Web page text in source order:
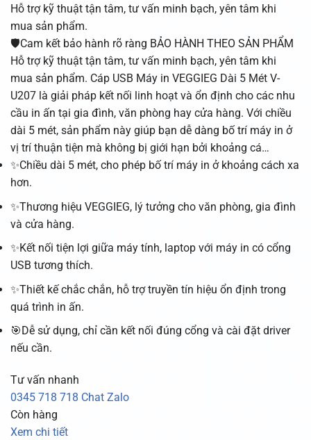
Hỗ trợ kỹ thuật tận tâm, tư vấn minh bạch, yên tâm khi
mua sản phẩm.
🛡️Cam kết bảo hành rõ ràng BẢO HÀNH THEO SẢN PHẨM
Hỗ trợ kỹ thuật tận tâm, tư vấn minh bạch, yên tâm khi
mua sản phẩm. Cáp USB Máy in VEGGIEG Dài 5 Mét V-
U207 là giải pháp kết nối linh hoạt và ổn định cho các nhu
cầu in ấn tại gia đình, văn phòng hay cửa hàng. Với chiều
dài 5 mét, sản phẩm này giúp bạn dễ dàng bố trí máy in ở
vị trí thuận tiện mà không bị giới hạn bởi khoảng cá…
✨Chiều dài 5 mét, cho phép bố trí máy in ở khoảng cách xa
hơn.
✨Thương hiệu VEGGIEG, lý tưởng cho văn phòng, gia đình
và cửa hàng.
✨Kết nối tiện lợi giữa máy tính, laptop với máy in có cổng
USB tương thích.
✨Thiết kế chắc chắn, hỗ trợ truyền tín hiệu ổn định trong
quá trình in ấn.
🎯Dễ sử dụng, chỉ cần kết nối đúng cổng và cài đặt driver
nếu cần.
Tư vấn nhanh
0345 718 718 Chat Zalo
Còn hàng
Xem chi tiết